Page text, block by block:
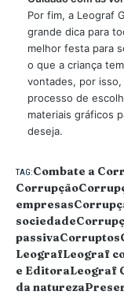
Por fim, a Leograf
grande dica para
melhor festa para
o que a criança
vontades, por
processo de
materiais gráficos
deseja.
TAG:Combate a
Corrupção
empresas
sociedade
passivaCorruptos
LeografLeograf
e EditoraLeograf
da natureza